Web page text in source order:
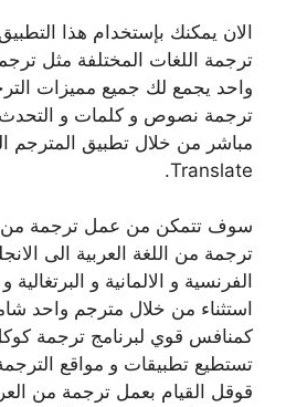
الان يمكنك بإستخدام هذا
واحد يجمع لك جميع مميزات
ترجمة نصوص و كلمات و
Translate.
سوف تتمكن من عمل ترجمة من
ترجمة من اللغة العربية الى
الفرنسية و الالمانية و
استثناء من خلال مترجم واحد
كمنافس قوي لبرنامج ترجمة
تستطيع تطبيقات و مواقع
قوقل القيام بعمل ترجمة من